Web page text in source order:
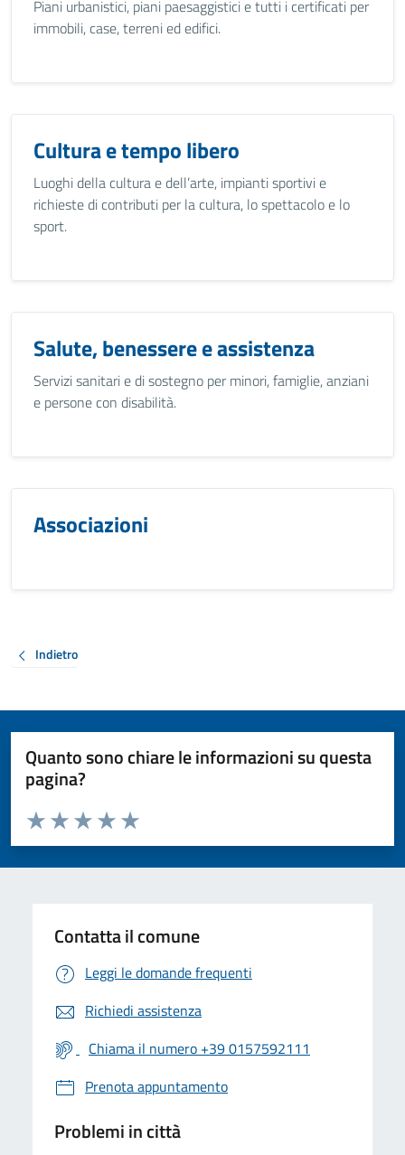
Piani urbanistici, piani paesaggistici e tutti i certificati per
immobili, case, terreni ed edifici.
Cultura e tempo libero
Luoghi della cultura e dell’arte, impianti sportivi e
richieste di contributi per la cultura, lo spettacolo e lo
sport.
Salute, benessere e assistenza
Servizi sanitari e di sostegno per minori, famiglie, anziani
e persone con disabilità.
Associazioni
Indietro
Quanto sono chiare le informazioni su questa
pagina?
Valuta da 1 a 5 stelle la pagina
Valuta 5 stelle su 5
Valuta 4 stelle su 5
Valuta 3 stelle su 5
Valuta 2 stelle su 5
Valuta 1 stelle su 5
Contatta il comune
Leggi le domande frequenti
Richiedi assistenza
Chiama il numero +39 0157592111
Prenota appuntamento
Problemi in città